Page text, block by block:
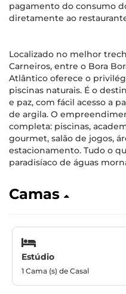
pagamento do consumo
diretamente ao
Localizado no melhor
Carneiros, entre o Bora
Atlântico oferece o
piscinas naturais. É o
e paz, com fácil acesso a
de argila. O
completa: piscinas,
gourmet, salão de jogos,
estacionamento. Tudo o
paradisíaco de águas
Camas
Estúdio
1 Cama (s) de Casal